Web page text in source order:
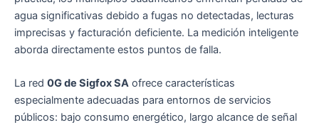
agua significativas debido a fugas no detectadas, lecturas
imprecisas y facturación deficiente. La medición inteligente
aborda directamente estos puntos de falla.
La red 0G de Sigfox SA ofrece características
especialmente adecuadas para entornos de servicios
públicos: bajo consumo energético, largo alcance de señal